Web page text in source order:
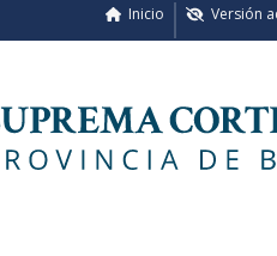
Versión
Inicio